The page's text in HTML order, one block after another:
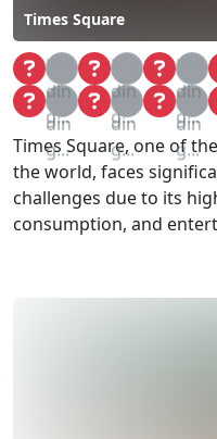
Times Square
Loa
din
g...
Loa
din
g...
Loa
din
g...
Loa
din
g...
Loa
din
g...
Loa
din
g...
Times Square, one of
the world, faces
challenges due to its
consumption, and